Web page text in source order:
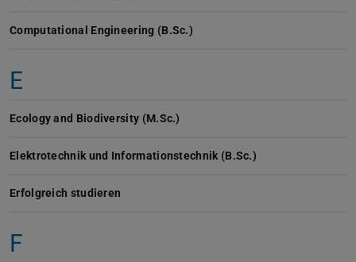
Computational Engineering (B.Sc.)
E
Ecology and Biodiversity (M.Sc.)
Elektrotechnik und Informationstechnik (B.Sc.)
Erfolgreich studieren
F